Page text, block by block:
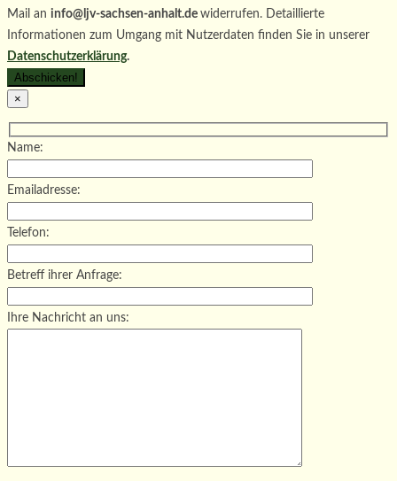
Mail an info@ljv-sachsen-anhalt.de widerrufen. Detaillierte
Informationen zum Umgang mit Nutzerdaten finden Sie in unserer
Datenschutzerklärung.
×
Name:
Emailadresse:
Telefon:
Betreff ihrer Anfrage:
Ihre Nachricht an uns: